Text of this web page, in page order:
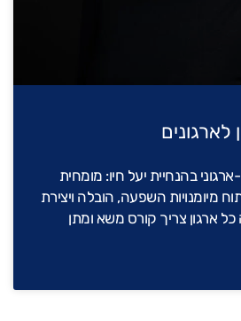
בהנחיית יעל חיו: מומחית
מיומנויות השפעה, הובלה ויצירת
ארגון צריך קורס משא ומתן